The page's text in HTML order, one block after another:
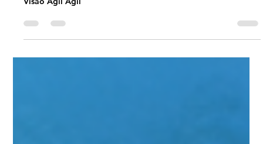
Podcast Agil
#JornadaÁgil EP1924 Visão Ampliada
de 22 Microfundamentos da Gestão
na Visão Ágil DOM 17.05.26 07h31